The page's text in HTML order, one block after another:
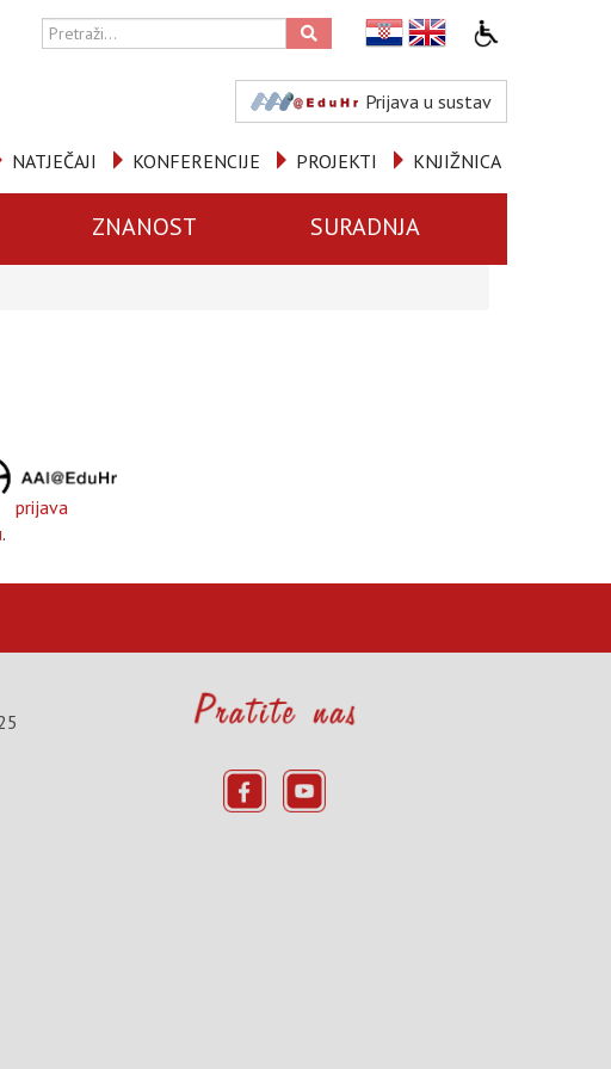
Prijava u sustav
KNJIŽNICA
PROJEKTI
KONFERENCIJE
NATJEČAJI
ZNANOST SURADNJA
prijava
.